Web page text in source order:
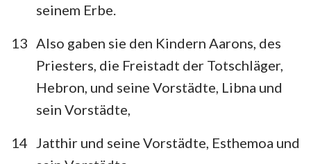
seinem Erbe.
13 Also gaben sie den Kindern Aarons, des
Priesters, die Freistadt der Totschläger,
Hebron, und seine Vorstädte, Libna und
sein Vorstädte,
14
Jatthir und seine Vorstädte, Esthemoa und